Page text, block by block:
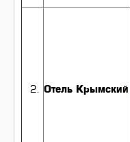
Отель Крымский